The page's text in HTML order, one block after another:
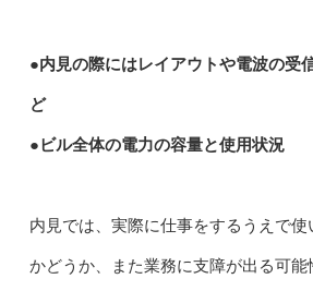
●内見の際にはレイアウトや電波の受
ど
●ビル全体の電力の容量と使用状況
内見では、実際に仕事をするうえで使
かどうか、また業務に支障が出る可能